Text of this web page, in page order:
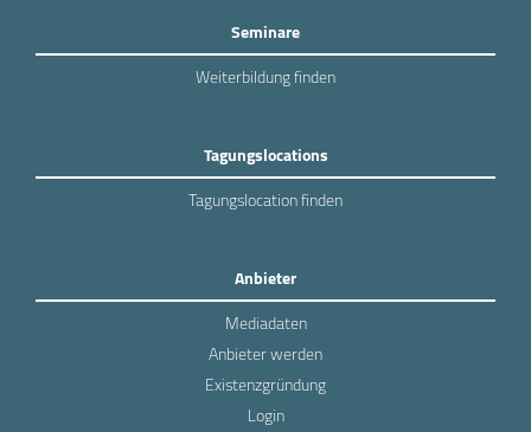
Seminare
Weiterbildung finden
Tagungslocations
Tagungslocation finden
Anbieter
Mediadaten
Anbieter werden
Existenzgründung
Login